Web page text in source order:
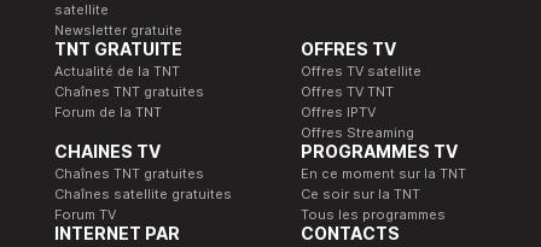
satellite
Newsletter gratuite
TNT GRATUITE
Actualité de la TNT
Chaînes TNT gratuites
Forum de la TNT
OFFRES TV
Offres TV satellite
Offres TV TNT
Offres IPTV
Offres Streaming
CHAINES TV
Chaînes TNT gratuites
Chaînes satellite gratuites
Forum TV
PROGRAMMES TV
En ce moment sur la TNT
Ce soir sur la TNT
Tous les programmes
INTERNET PAR
CONTACTS